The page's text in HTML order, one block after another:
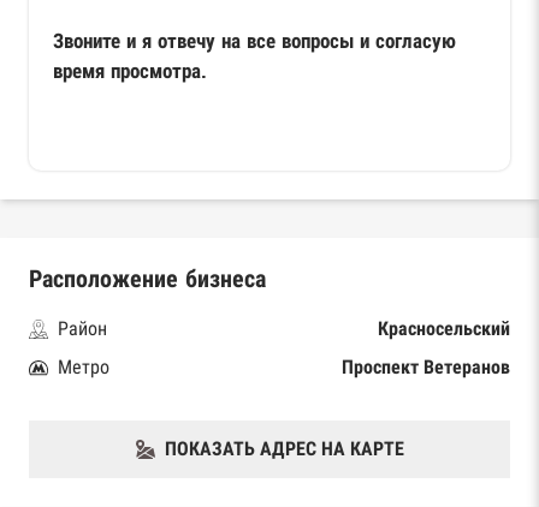
Звоните и я отвечу на все вопросы и согласую
время просмотра.
Расположение бизнеса
Район
Красносельский
Метро
Проспект Ветеранов
ПОКАЗАТЬ АДРЕС НА КАРТЕ